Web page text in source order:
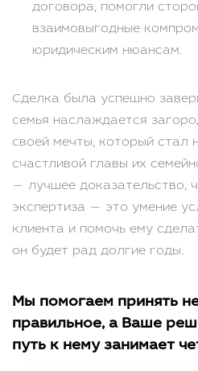
договора, помогли
взаимовыгодные
юридическим нюансам.
Сделка была успешно
семья наслаждается
своей мечты, который стал
счастливой главы их
— лучшее доказательство,
экспертиза — это умение
клиента и помочь ему
он будет рад долгие годы.
Мы помогаем принять
правильное, а Ваше
путь к нему занимает